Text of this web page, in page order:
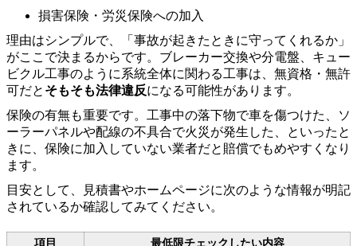
損害保険・労災保険への加入
理由はシンプルで、「事故が起きたときに守ってくれるか」
がここで決まるからです。ブレーカー交換や分電盤、キュー
ビクル工事のように系統全体に関わる工事は、無資格・無許
可だと そもそも法律違反になる可能性があります。
保険の有無も重要です。工事中の落下物で車を傷つけた、ソ
ーラーパネルや配線の不具合で火災が発生した、といったと
きに、保険に加入していない業者だと賠償でもめやすくなり
ます。
目安として、見積書やホームページに次のような情報が明記
されているか確認してみてください。
項目
最低限チェックしたい内容